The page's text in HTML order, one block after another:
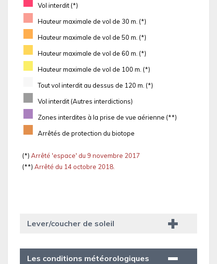
Vol interdit (*)
■ Hauteur maximale de vol de 30 m. (*)
■ Hauteur maximale de vol de 50 m. (*)
■ Hauteur maximale de vol de 60 m. (*)
■ Hauteur maximale de vol de 100 m. (*)
Tout vol interdit au dessus de 120 m. (*)
■ Vol interdit (Autres interdictions)
■ Zones interdites à la prise de vue aérienne (**)
■ Arrêtés de protection du biotope
(*) Arrêté 'espace' du 9 novembre 2017
(**) Arrêté du 14 octobre 2018.
Lever/coucher de soleil
Les conditions météorologiques